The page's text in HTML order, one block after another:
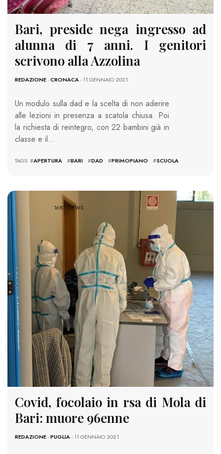
Bari, preside nega ingresso ad
alunna di 7 anni. I genitori
scrivono alla Azzolina
REDAZIONE-CRONACA- 11 GENNAIO 2021
Un modulo sulla dad e la scelta di non aderire
alle lezioni in presenza a scatola chiusa. Poi
la richiesta di reintegro, con 22 bambini già in
classe e il…
TAGS: #APERTURA #BARI #DAD #PRIMOPIANO #SCUOLA
1687 VIEWS
Covid, focolaio in rsa di Mola di
Bari: muore 96enne
REDAZIONE-PUGLIA- 11 GENNAIO 2021